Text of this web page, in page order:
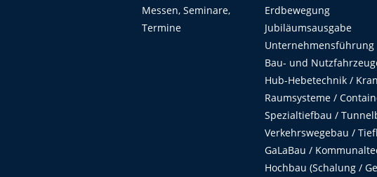
Messen, Seminare,
Termine
Erdbewegung
Jubiläumsausgabe
Unternehmensführung
Bau- und
Hub-Hebetechnik /
Raumsysteme /
Spezialtiefbau /
Verkehrswegebau /
GaLaBau /
Hochbau (Schalung /